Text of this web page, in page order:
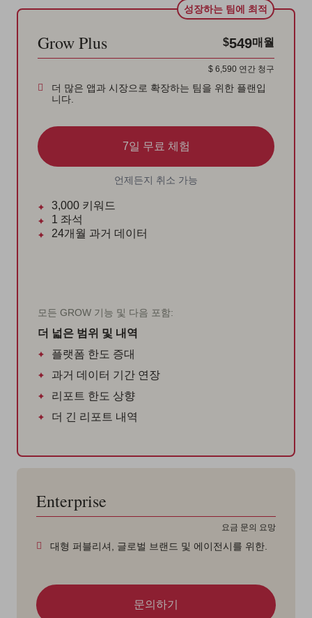
성장하는 팀에 최적
Grow Plus $549매월
$ 6,590 연간 청구
더 많은 앱과 시장으로 확장하는 팀을 위한 플랜입
니다.
7일 무료 체험
언제든지 취소 가능
3,000 키워드
1 좌석
24개월 과거 데이터
모든 GROW 기능 및 다음 포함:
더 넓은 범위 및 내역
플랫폼 한도 증대
과거 데이터 기간 연장
리포트 한도 상향
더 긴 리포트 내역
Enterprise
요금 문의 요망
대형 퍼블리셔, 글로벌 브랜드 및 에이전시를 위한.
문의하기